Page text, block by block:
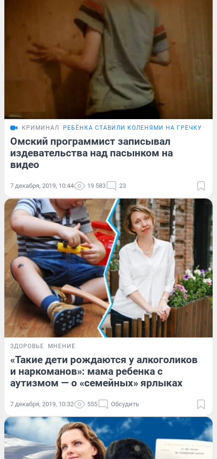
КРИМИНАЛ РЕБЁНКА СТАВИЛИ КОЛЕНЯМИ НА ГРЕЧКУ
Омский программист записывал
издевательства над пасынком на
видео
7 декабря, 2019, 10:44 19 583 23
ЗДОРОВЬЕ МНЕНИЕ
«Такие дети рождаются у алкоголиков
и наркоманов»: мама ребенка с
аутизмом — о «семейных» ярлыках
7 декабря, 2019, 10:32 555 Обсудить